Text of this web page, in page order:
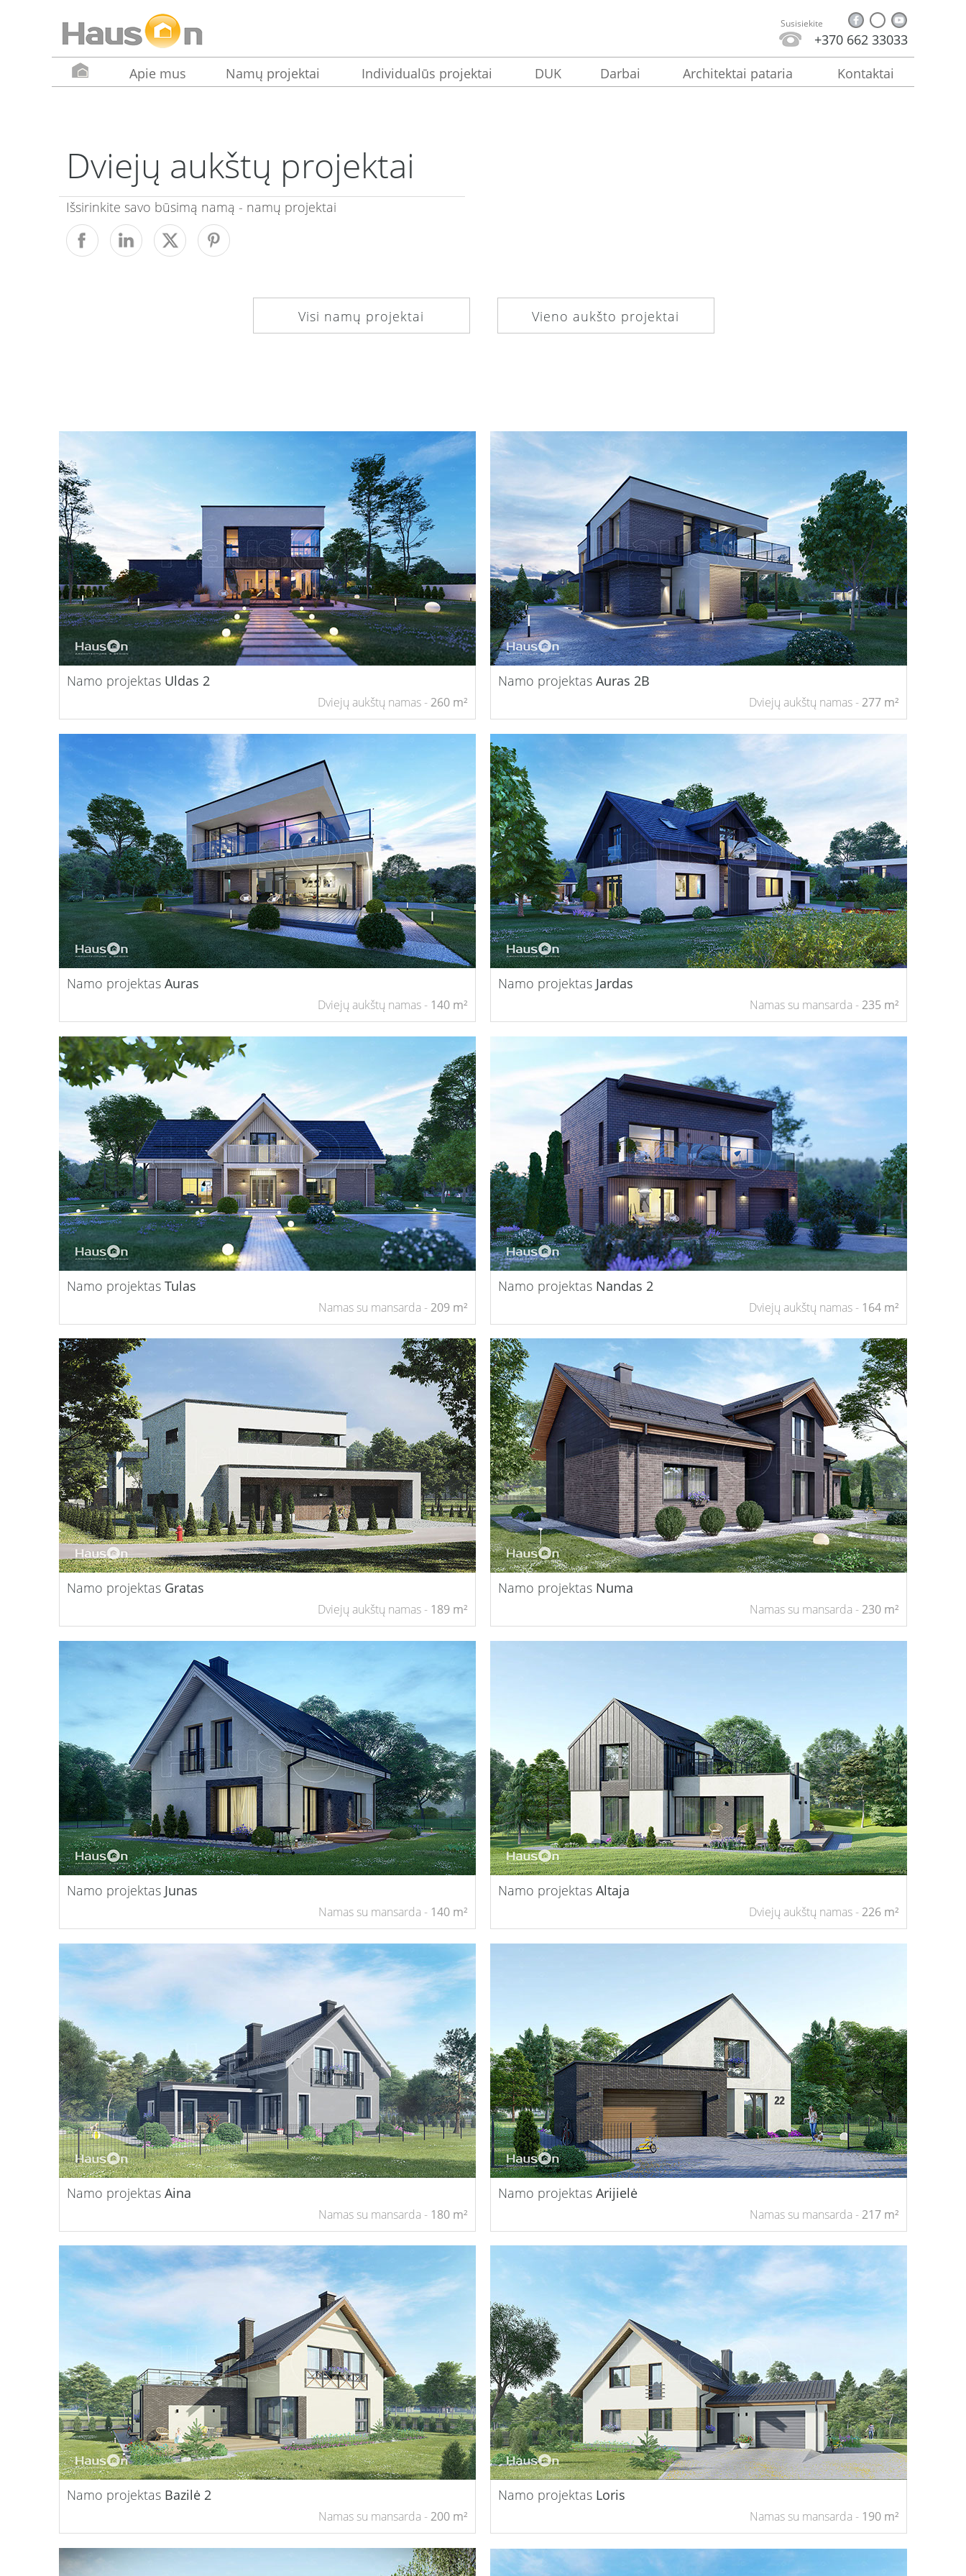
Susisiekite
+370 662 33033
Apie mus
Namų projektai Individualūs projektai DUK Darbai Architektai pataria Kontaktai
Dviejų aukštų projektai
Išsirinkite savo būsimą namą - namų projektai
Visi namų projektai Vieno aukšto projektai
Namo projektas Uldas 2
Dviejų aukštų namas - 260 m²
Namo projektasAuras 2B
Dviejų aukštų namas - 277 m²
Namo projektasAuras
Dviejų aukštų namas - 140 m²
Namo projektas Jardas
Namas su mansarda - 235 m²
Namo projektasTulas
Namas su mansarda - 209 m²
Namo projektas Nandas 2
Dviejų aukštų namas - 164 m²
Namo projektas Gratas
Dviejų aukštų namas - 189 m²
Namo projektas Numa
Namas su mansarda - 230 m²
Namo projektas Junas
Namas su mansarda - 140 m²
Namo projektasAltaja
Dviejų aukštų namas - 226 m²
Namo projektasAina
Namas su mansarda - 180 m²
Namo projektasArijielė
Namas su mansarda - 217 m²
Namo projektas Bazilė 2
Namas su mansarda - 200 m²
Namo projektas Loris
Namas su mansarda - 190 m²